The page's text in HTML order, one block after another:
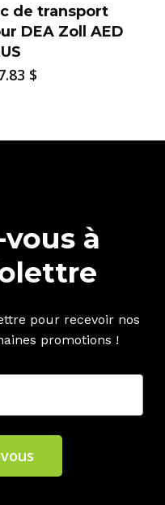
de transport
DEA Zoll AED
$
à
pour recevoir nos
promotions !